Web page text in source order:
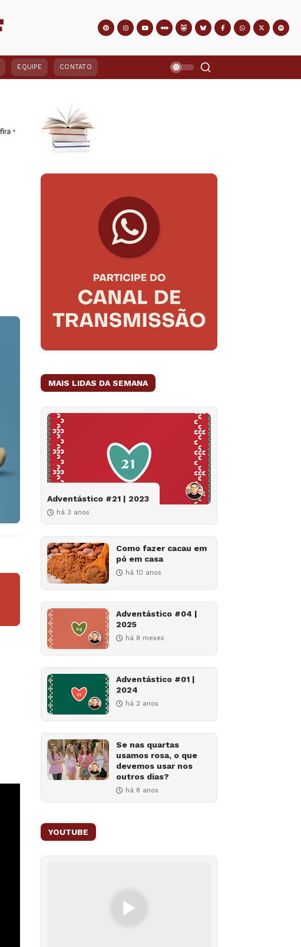
EQUIPE CONTATO
MAIS LIDAS DA SEMANA
Adventástico #21 | 2023
há 3 anos
Como fazer cacau em
pó em casa
há 10 anos
Adventástico #04 |
2025
há 8 meses
Adventástico #01 |
2024
há 2 anos
Se nas quartas
usamos rosa, o que
devemos usar nos
outros dias?
há 8 anos
YOUTUBE